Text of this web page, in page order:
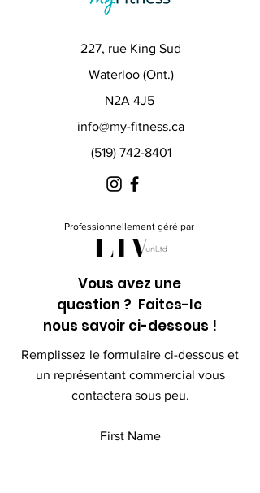
227, rue King Sud
Waterloo (Ont.)
N2A 4J5
info@my-fitness.ca
(519) 742-8401
Professionnellement géré par
Vous avez une
question ? Faites-le
nous savoir ci-dessous !
Remplissez le formulaire ci-dessous et
un représentant commercial vous
contactera sous peu.
First Name